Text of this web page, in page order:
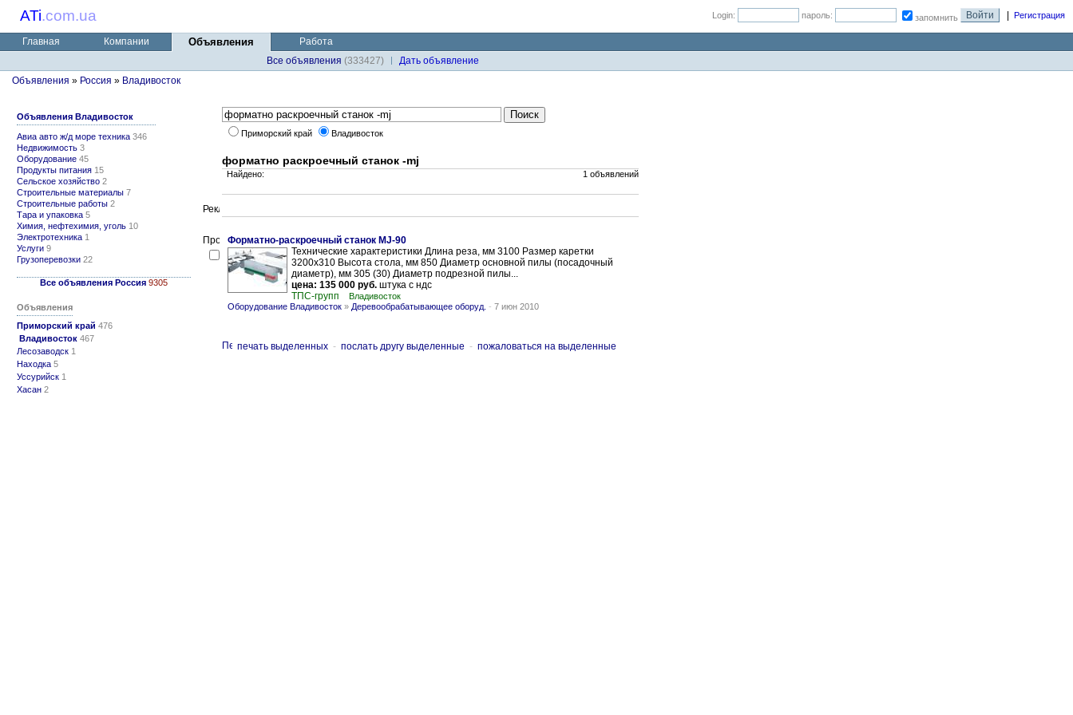
ATi.com.ua Login: пароль: запомнить Регистрация
Главная Компании Объявления
Работа
Все объявления (333427)
Дaть объявление
Объявления » Россия » Владивосток
Объявления Владивосток
Авиа авто ж/д море техника 346
Недвижимость 3
Оборудование 45
Продукты питания 15
Сельское хозяйство 2
Строительные материалы 7
Строительные работы 2
Тара и упаковка 5
Химия, нефтехимия, уголь 10
Электротехника 1
Услуги 9
Грузоперевозки 22
Все объявления Россия 9305
Объявления
Приморский край 476
Владивосток 467
Лесозаводск 1
Находка 5
Уссурийск 1
Хасан 2
Приморский край Владивосток
форматно раскроечный станок -mj
Найдено: 1 объявлений
Форматно-раскроечный станок MJ-90
Технические характеристики Длина реза, мм 3100 Размер каретки
3200х310 Высота стола, мм 850 Диаметр основной пилы (посадочный
диаметр), мм 305 (30) Диаметр подрезной пилы...
цена: 135 000 руб. штука с ндс
ТПС-групп
Владивосток
Оборудование Владивосток » Деревообрабатывающее оборуд. - 7 июн 2010
печать выделенных - послать другу выделенные - пожаловаться на выделенные